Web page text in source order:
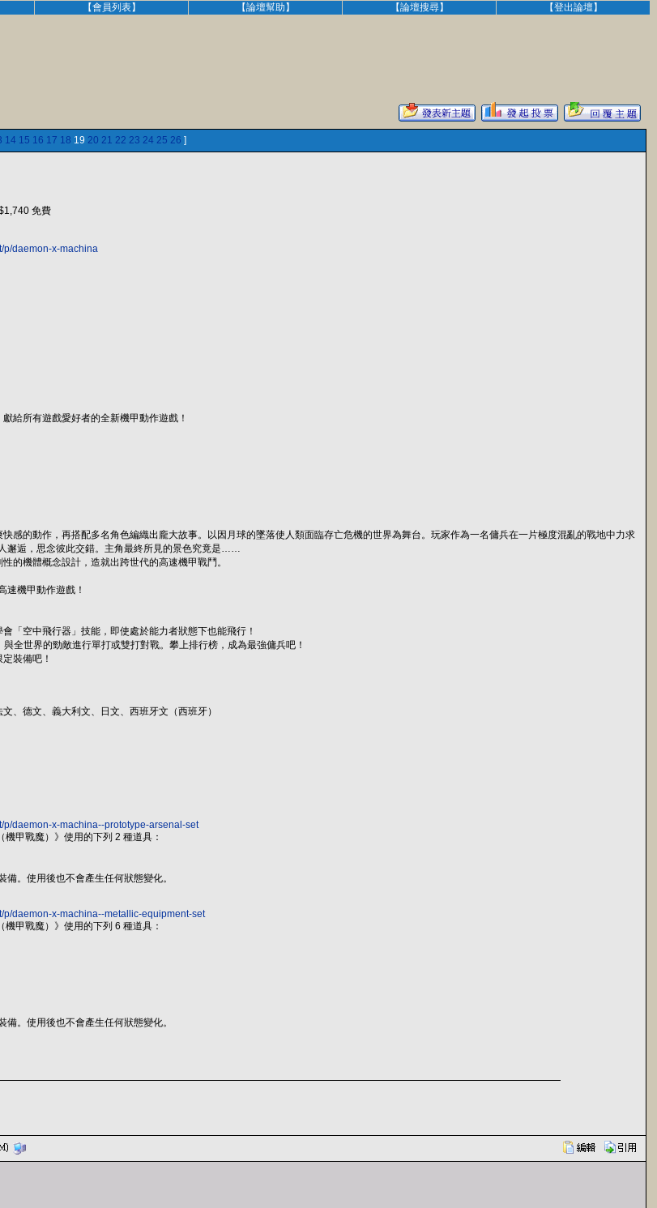
【會員列表】 【論壇幫助】 【論壇搜尋】 【登出論壇】
14 15 16 17 18 19 20 21 22 23 24 25 26 ]
免費
p/daemon-x-machina
給所有遊戲愛好者的全新機甲動作遊戲！
感的動作，再搭配多名角色編織出龐大故事。以因月球的墜落使人類面臨存亡危機的世界為舞台。玩家作為一名傭兵在一片極度混亂的戰地中力求
邂逅，思念彼此交錯。主角最終所見的景色究竟是……
的機體概念設計，造就出跨世代的高速機甲戰鬥。
速機甲動作遊戲！
「空中飛行器」技能，即使處於能力者狀態下也能飛行！
全世界的勁敵進行單打或雙打對戰。攀上排行榜，成為最強傭兵吧！
裝備吧！
、德文、義大利文、日文、西班牙文（西班牙）
p/daemon-x-machina--prototype-arsenal-set
甲戰魔）》使用的下列 2 種道具：
。使用後也不會產生任何狀態變化。
p/daemon-x-machina--metallic-equipment-set
甲戰魔）》使用的下列 6 種道具：
。使用後也不會產生任何狀態變化。